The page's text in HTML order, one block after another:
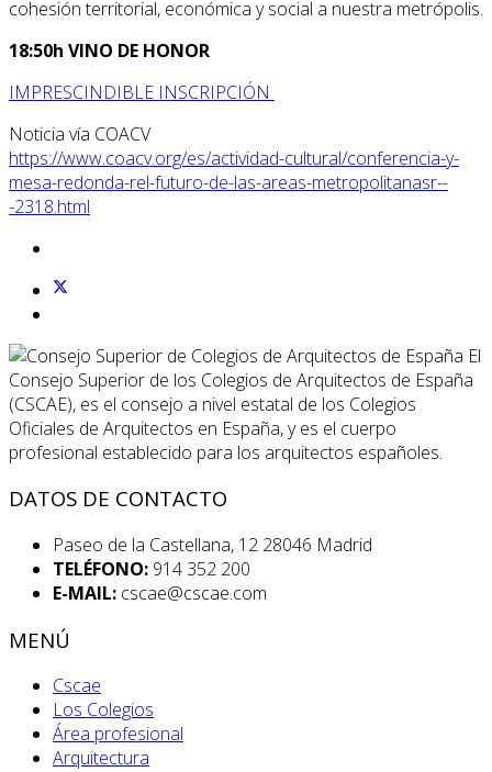
cohesión territorial, económica y social a nuestra metrópolis.
18:50h VINO DE HONOR
IMPRESCINDIBLE INSCRIPCIÓN
Noticia vía COACV
https://www.coacv.org/es/actividad-cultural/conferencia-y-
mesa-redonda-rel-futuro-de-las-areas-metropolitanasr--
-2318.html
El
Consejo Superior de los Colegios de Arquitectos de España
(CSCAE), es el consejo a nivel estatal de los Colegios
Oficiales de Arquitectos en España, y es el cuerpo
profesional establecido para los arquitectos españoles.
DATOS DE CONTACTO
Paseo de la Castellana, 12 28046 Madrid
TELÉFONO: 914 352 200
E-MAIL: cscae@cscae.com
MENÚ
Cscae
Los Colegios
Área profesional
Arquitectura